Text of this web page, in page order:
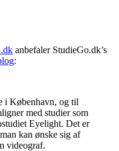
anbefaler StudieGo.dk’s
:
i København, og til
med studier som
Eyelight. Det er
kan ønske sig af
videograf.